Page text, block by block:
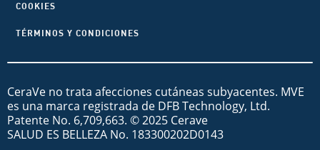
COOKIES
TÉRMINOS Y CONDICIONES
CeraVe no trata afecciones cutáneas subyacentes. MVE
es una marca registrada de DFB Technology, Ltd.
Patente No. 6,709,663. © 2025 Cerave
SALUD ES BELLEZA No. 183300202D0143